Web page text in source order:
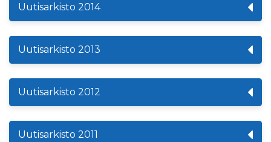
Uutisarkisto 2014
Uutisarkisto 2013
Uutisarkisto 2012
Uutisarkisto 2011